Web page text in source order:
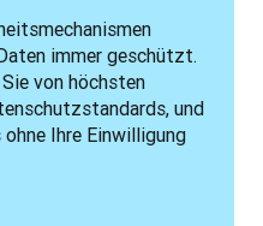
immer geschützt.
von höchsten
und
Ihre Einwilligung